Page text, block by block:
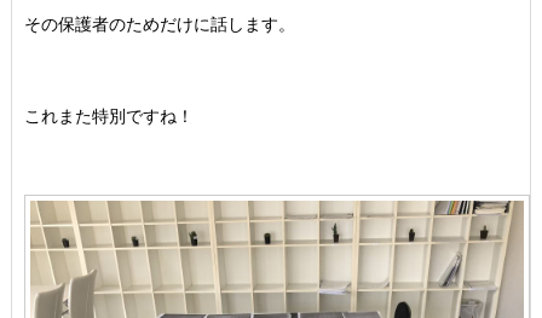
その保護者のためだけに話します。
これまた特別ですね！